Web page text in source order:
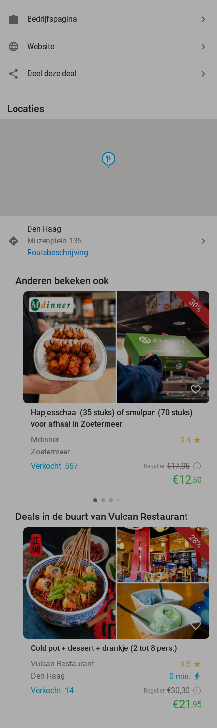
Bedrijfspagina
Website
Deel deze deal
Locaties
food
Den Haag
Muzenplein 135
Routebeschrijving
Anderen bekeken ook
30%
favorite_border
Hapjesschaal (35 stuks) of smulpan (70 stuks)
voor afhaal in Zoetermeer
Mdinner
9.4 star
Zoetermeer
Verkocht: 557
Regulier €17,95
€12,50
Deals in de buurt van Vulcan Restaurant
28%
favorite_border
Cold pot + dessert + drankje (2 tot 8 pers.)
Vulcan Restaurant
9.5 star
Den Haag 0 min. directions_walk
Verkocht: 14 Regulier €30,30
€21 ,95